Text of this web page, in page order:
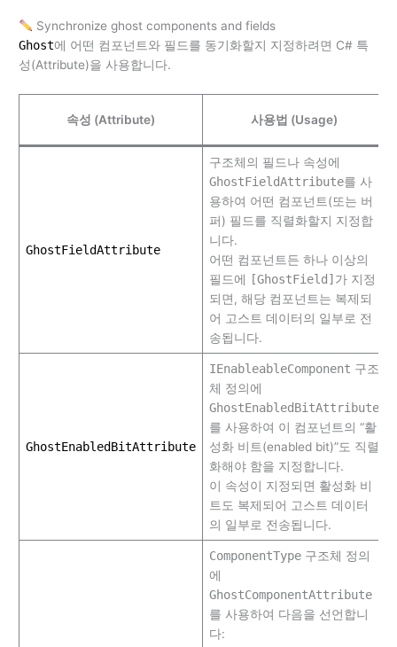
Synchronize ghost components and fields
Ghost에 어떤 컴포넌트와 필드를 동기화할지 지정하려면 C# 특
성(Attribute)을 사용합니다.
속성 (Attribute) 사용법 (Usage)
GhostFieldAttribute
구조체의 필드나 속성에
GhostFieldAttribute를 사
용하여 어떤 컴포넌트(또는 버
퍼) 필드를 직렬화할지 지정합
니다.
어떤 컴포넌트든 하나 이상의
필드에
[GhostField] 가 지정
되면, 해당 컴포넌트는 복제되
어 고스트 데이터의 일부로 전
송됩니다.
GhostEnabledBitAttribute
IEnableableComponent 구조
체 정의에
GhostEnabledBitAttribute
를 사용하여 이 컴포넌트의 “활
성화 비트(enabled bit)”도 직렬
화해야 함을 지정합니다.
이 속성이 지정되면 활성화 비
트도 복제되어 고스트 데이터
의 일부로 전송됩니다.
ComponentType구조체 정의
에
GhostComponentAttribute
를 사용하여 다음을 선언합니
다: